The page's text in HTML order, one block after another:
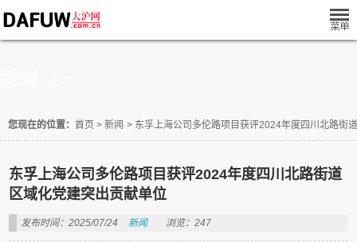
您现在的位置： 首页 > 新闻 > 东孚上海公司多伦路项目获评2024年度四川北路街
东孚上海公司多伦路项目获评2024年度四川北路街道
区域化党建突出贡献单位
发布时间：2025/07/24 新闻 浏览：247